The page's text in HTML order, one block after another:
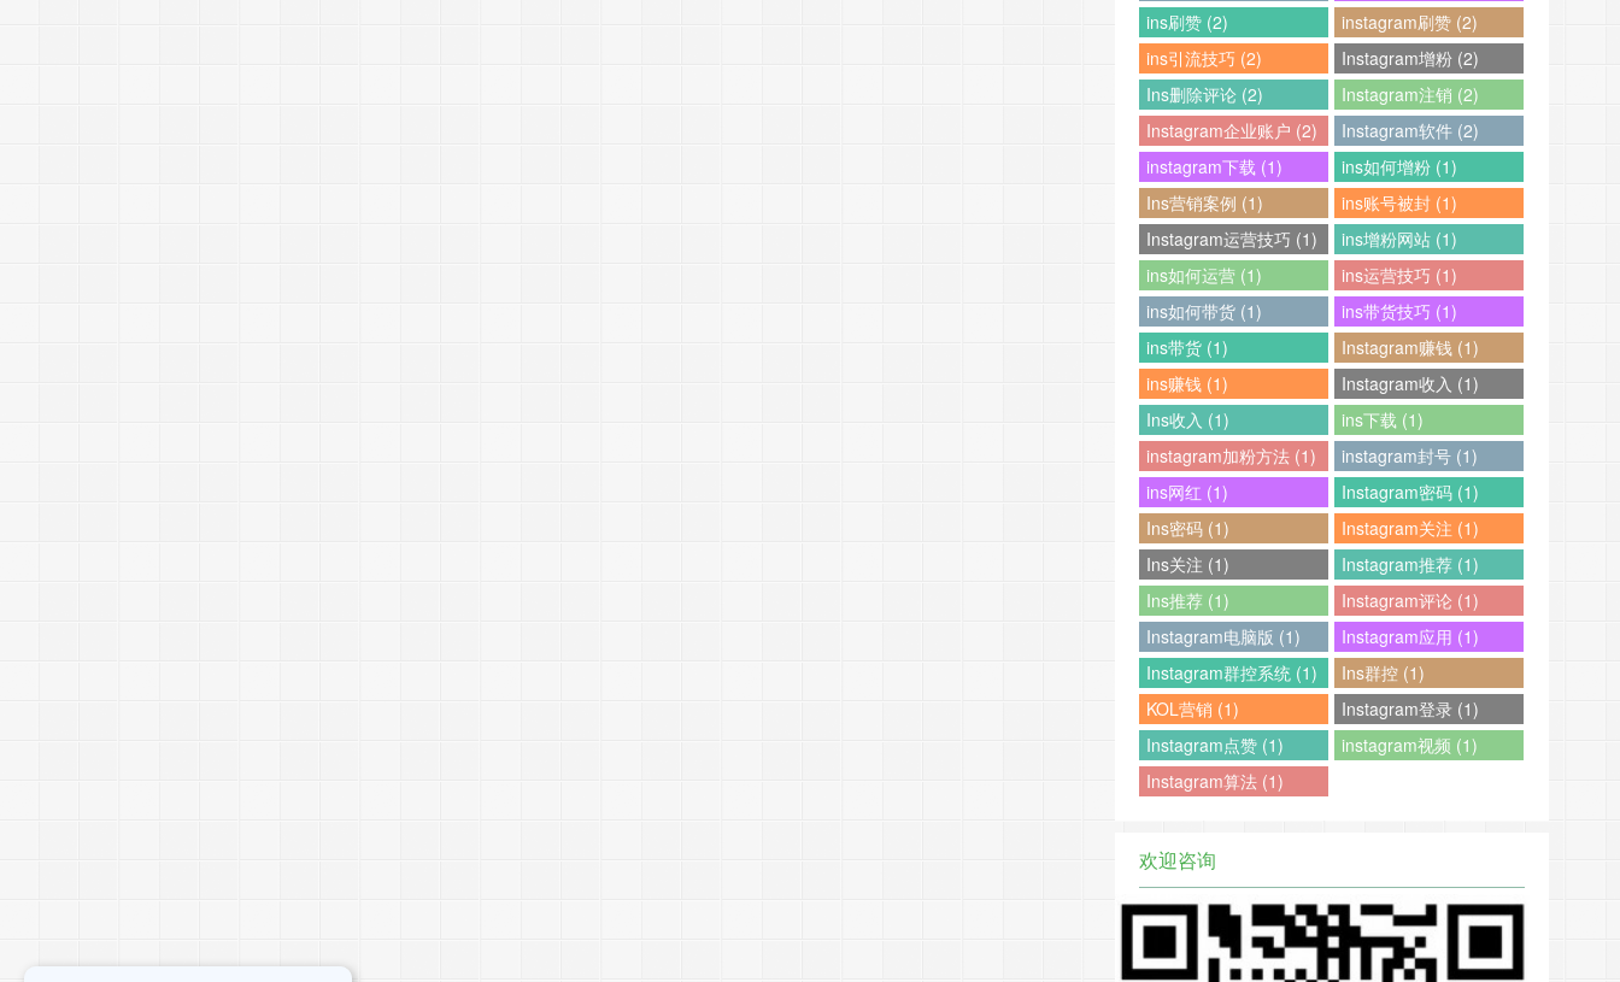
ins刷赞 (2)
instagram刷赞 (2)
ins引流技巧 (2)
Instagram增粉 (2)
Ins删除评论 (2)
Instagram注销 (2)
Instagram企业账户 (2)
Instagram软件 (2)
instagram下载 (1)
ins如何增粉 (1)
Ins营销案例 (1)
ins账号被封 (1)
Instagram运营技巧 (1)
ins增粉网站 (1)
ins如何运营 (1)
ins运营技巧 (1)
ins如何带货 (1)
ins带货技巧 (1)
ins带货 (1)
Instagram赚钱 (1)
ins赚钱 (1)
Instagram收入 (1)
Ins收入 (1)
ins下载 (1)
instagram加粉方法 (1)
instagram封号 (1)
ins网红 (1)
Instagram密码 (1)
Ins密码 (1)
Instagram关注 (1)
Ins关注 (1)
Instagram推荐 (1)
Ins推荐 (1)
Instagram评论 (1)
Instagram电脑版 (1)
Instagram应用 (1)
Instagram群控系统 (1)
Ins群控 (1)
KOL营销 (1)
Instagram登录 (1)
Instagram点赞 (1)
instagram视频 (1)
Instagram算法 (1)
欢迎咨询